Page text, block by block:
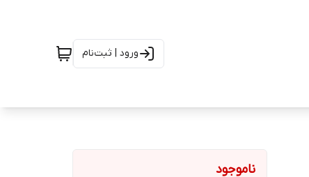
ورود | ثبت‌نام
ناموجود